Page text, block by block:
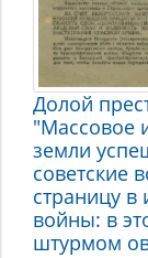
Долой
"Массовое
земли
советские
страницу
войны: в
штурмом